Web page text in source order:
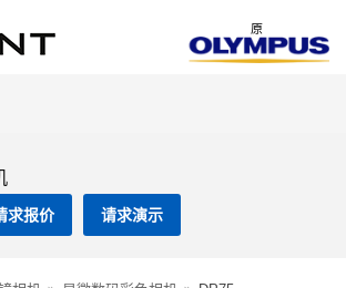
原
求报价 请求演示